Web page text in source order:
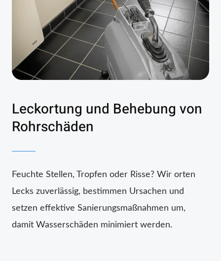
Leckortung und Behebung von
Rohrschäden
Feuchte Stellen, Tropfen oder Risse? Wir orten
Lecks zuverlässig, bestimmen Ursachen und
setzen effektive Sanierungsmaßnahmen um,
damit Wasserschäden minimiert werden.